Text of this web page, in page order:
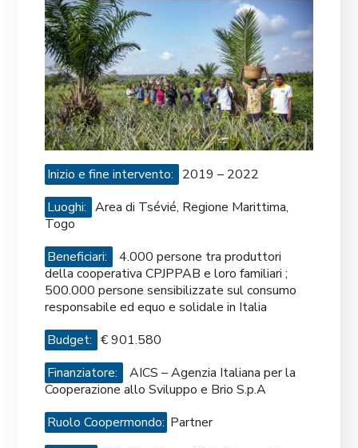
Inizio e fine intervento: 2019 – 2022
Luoghi: Area di Tsévié, Regione Marittima,
Togo
Beneficiari:
4.000 persone tra produttori
della cooperativa CPJPPAB e loro familiari ;
500.000 persone sensibilizzate sul consumo
responsabile ed equo e solidale in Italia
Budget: € 901.580
Finanziatore:
AICS – Agenzia Italiana per la
Cooperazione allo Sviluppo e Brio S.p.A
Ruolo Coopermondo: Partner